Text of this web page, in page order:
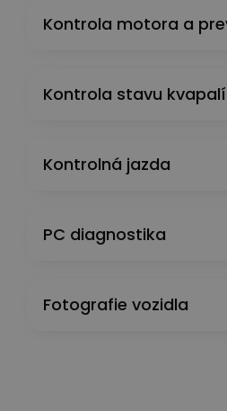
Kontrola motora a
Kontrola stavu
Kontrolná jazda
PC diagnostika
Fotografie vozidla